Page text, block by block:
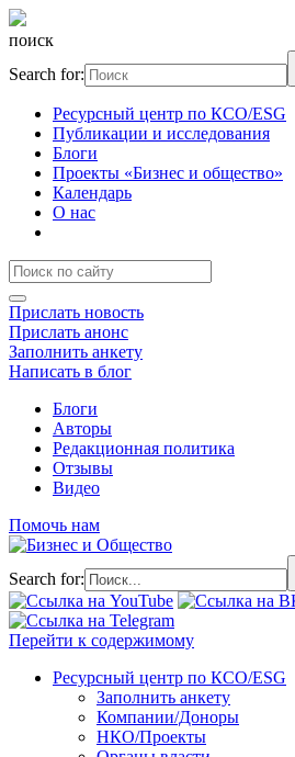
поиск
Search for:
Ресурсный центр по КСО/ESG
Публикации и исследования
Блоги
Проекты «Бизнес и общество»
Календарь
О нас
Прислать новость
Прислать анонс
Заполнить анкету
Написать в блог
Блоги
Авторы
Редакционная политика
Отзывы
Видео
Помочь нам
Search for:
Перейти к содержимому
Ресурсный центр по КСО/ESG
Заполнить анкету
Компании/Доноры
НКО/Проекты